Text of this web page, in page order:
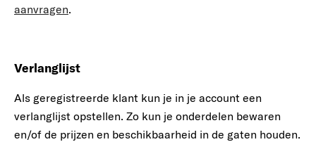
aanvragen.
Verlanglijst
Als geregistreerde klant kun je in je account een
verlanglijst opstellen. Zo kun je onderdelen bewaren
en/of de prijzen en beschikbaarheid in de gaten houden.